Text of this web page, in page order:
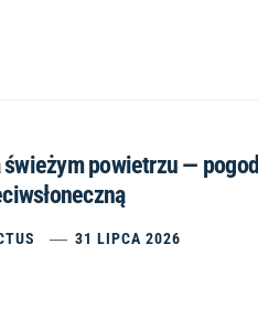
powietrzu —
31 LIPCA 2026